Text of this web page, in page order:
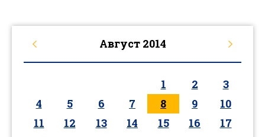
Август 2014
1 2
3
4
5 6 7 8 9
10
11
12 13 14 15 16
17